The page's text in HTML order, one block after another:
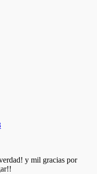
y mil gracias por